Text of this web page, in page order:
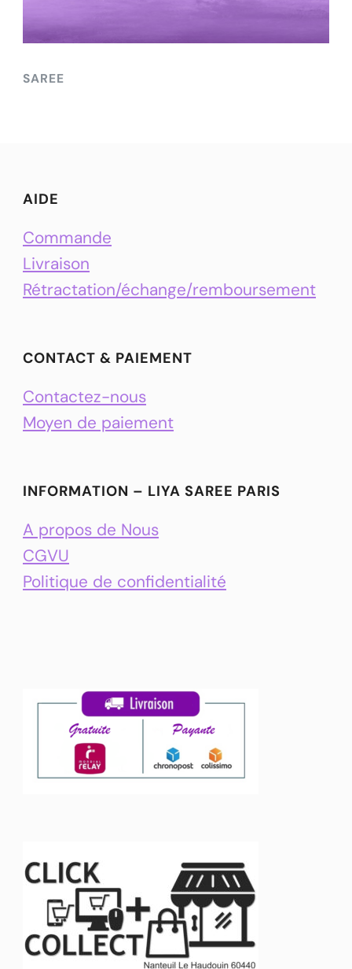
SAREE
AIDE
Commande
Livraison
Rétractation/échange/remboursement
CONTACT & PAIEMENT
Contactez-nous
Moyen de paiement
INFORMATION – LIYA SAREE PARIS
A propos de Nous
CGVU
Politique de confidentialité